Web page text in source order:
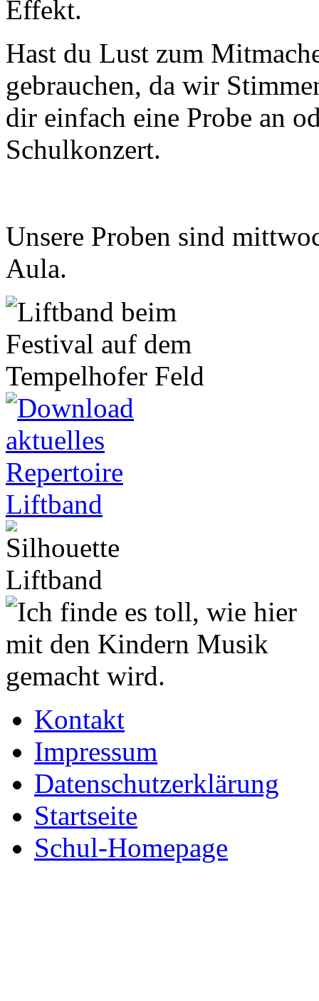
Effekt.
Hast du Lust zum
gebrauchen, da wir
dir einfach eine Probe an
Schulkonzert.
Unsere Proben sind
Aula.
Kontakt
Impressum
Datenschutzerklärung
Startseite
Schul-Homepage